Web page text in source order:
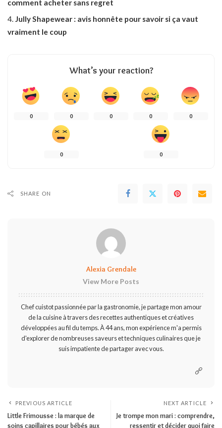
comment acheter sans regret
Jully Shapewear : avis honnête pour savoir si ça vaut
vraiment le coup
What’s your reaction?
0 0 0 0 0
0 0
SHARE ON
Alexia Grendale
View More Posts
Chef cuistot passionnée par la gastronomie, je partage mon amour
de la cuisine à travers des recettes authentiques et créatives
développées au fil du temps. À 44 ans, mon expérience m'a permis
d'explorer de nombreuses saveurs et techniques culinaires que je
suis impatiente de partager avec vous.
PREVIOUS ARTICLE
Little Frimousse : la marque de
soins capillaires pour bébés aux
NEXT ARTICLE
Je trompe mon mari : comprendre,
ressentir et décider quoi faire